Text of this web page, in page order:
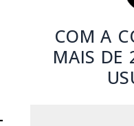
COM A
MAIS DE